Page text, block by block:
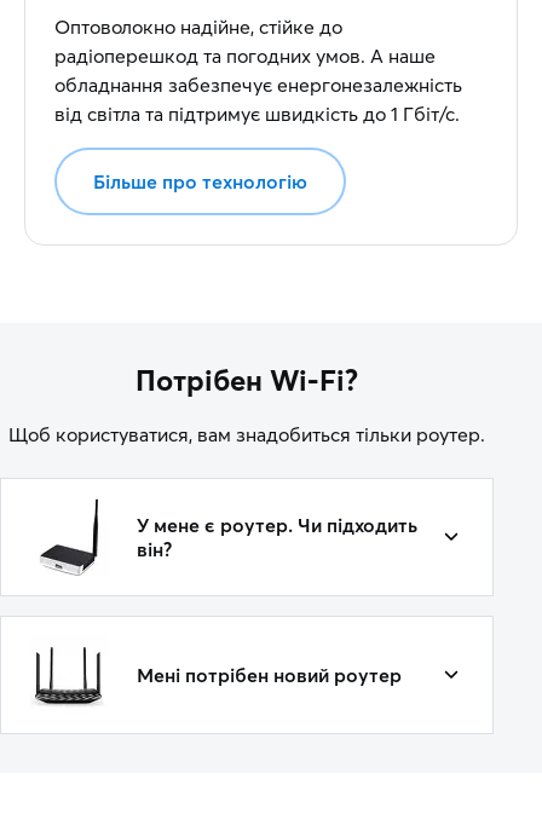
Оптоволокно надійне, стійке до
радіоперешкод та погодних умов. А наше
обладнання забезпечує енергонезалежність
від світла та підтримує швидкість до 1 Гбіт/с.
Більше про технологію
Потрібен Wi-Fi?
Щоб користуватися, вам знадобиться тільки роутер.
У мене є роутер. Чи підходить
він?
Мені потрібен новий роутер